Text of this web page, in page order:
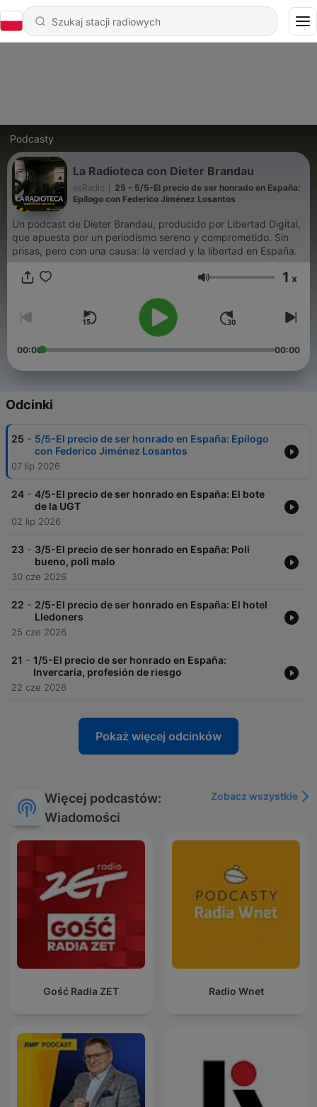
Podcasty
La Radioteca con Dieter Brandau
esRadio
25 - 5/5-El precio de ser honrado en España:
Epílogo con Federico Jiménez Losantos
Un podcast de Dieter Brandau, producido por Libertad Digital,
que apuesta por un periodismo sereno y comprometido. Sin
prisas, pero con una causa: la verdad y la libertad en España.
Głośność 1 x
00:00 00:00
Odcinki
25 - 5/5-El precio de ser honrado en España: Epílogo
con Federico Jiménez Losantos
07 lip 2026
24 - 4/5-El precio de ser honrado en España: El bote
de la UGT
02 lip 2026
23 - 3/5-El precio de ser honrado en España: Poli
bueno, poli malo
30 cze 2026
22 - 2/5-El precio de ser honrado en España: El hotel
Lledoners
25 cze 2026
21 - 1/5-El precio de ser honrado en España:
Invercaria, profesión de riesgo
22 cze 2026
Pokaż więcej odcinków
Więcej podcastów:
Wiadomości
Zobacz wszystkie
Gość Radia ZET Radio Wnet